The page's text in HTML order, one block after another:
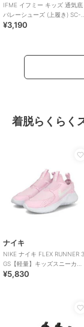
IFME イフミー キッズ 通気底
バレーシューズ (上履き) SC-
0002
¥3,190
着脱らくらく
ナイキ
NIKE ナイキ FLEX RUNNER 3
GS【軽量】キッズスニーカー
スリッポン
¥5,830